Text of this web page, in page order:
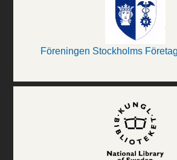
Föreningen Stockholms